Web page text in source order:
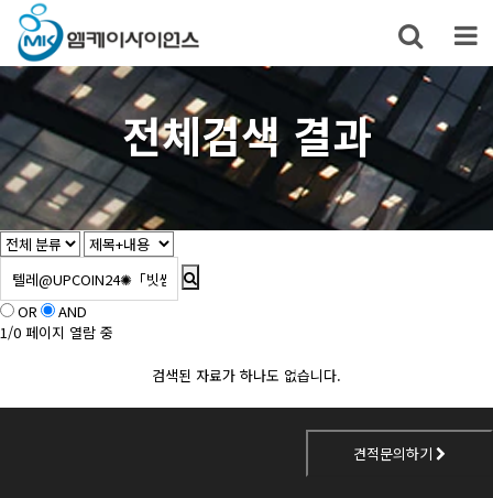
전체검색 결과
OR
AND
1/0 페이지 열람 중
검색된 자료가 하나도 없습니다.
견적문의하기